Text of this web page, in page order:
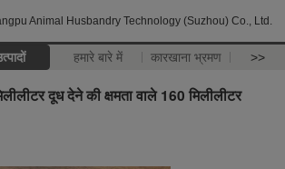
Animal Husbandry Technology (Suzhou) Co., Ltd.
हमारे बारे में कारखाना भ्रमण >>
दूध देने की क्षमता वाले 160 मिलीलीटर